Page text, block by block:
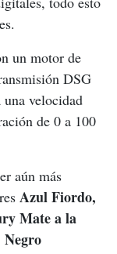
un motor de
DSG
velocidad
de 0 a 100
aún más
Azul Fiordo,
Mate a la